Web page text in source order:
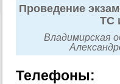
Проведение
ТС
Владимирская
Телефоны: